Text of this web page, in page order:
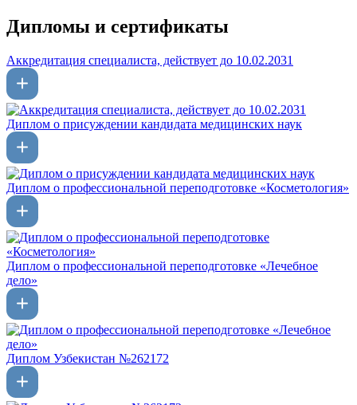
Дипломы и сертификаты
Аккредитация специалиста, действует до 10.02.2031
Диплом о присуждении кандидата медицинских наук
Диплом о профессиональной переподготовке «Косметология»
Диплом о профессиональной переподготовке «Лечебное
дело»
Диплом Узбекистан №262172